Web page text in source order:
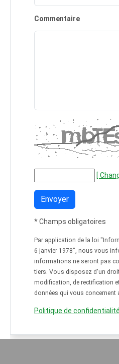
Commentaire
[
Envoyer
*Champs obligatoires
Par application de la loi
6 janvier 1978", nous vous
informations ne seront pas
tiers. Vous disposez d'un
modification, de rectification
données qui vous concernent
Politique de confidentialité